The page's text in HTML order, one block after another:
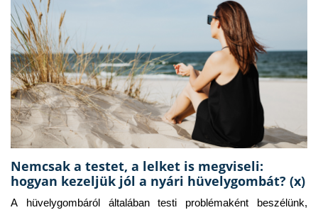
Nemcsak a testet, a lelket is megviseli:
hogyan kezeljük jól a nyári hüvelygombát? (x)
A hüvelygombáról általában testi problémaként beszélünk,